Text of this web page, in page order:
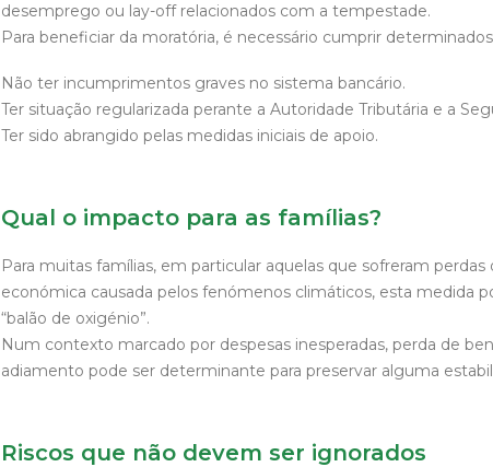
desemprego ou lay-off relacionados com a tempestade.
Para beneficiar da moratória, é necessário cumprir
Não ter incumprimentos graves no sistema bancário.
Ter situação regularizada perante a Autoridade Tributária e a
Ter sido abrangido pelas medidas iniciais de apoio.
Qual o impacto para as famílias?
Para muitas famílias, em particular aquelas que sofreram
económica causada pelos fenómenos climáticos, esta medida
“balão de oxigénio”.
Num contexto marcado por despesas inesperadas, perda de
adiamento pode ser determinante para preservar alguma
Riscos que não devem ser ignorados